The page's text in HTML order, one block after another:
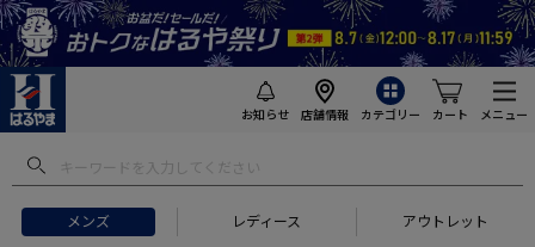
お知らせ 店舗情報 カテゴリー カート メニュー
メンズ レディース アウトレット